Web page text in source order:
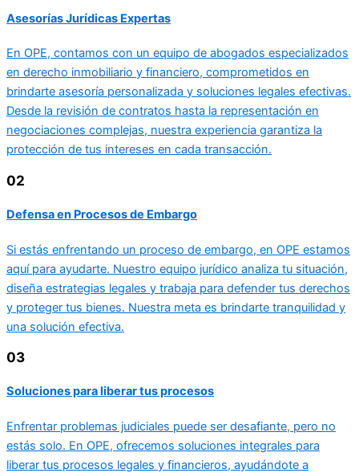
Asesorías Jurídicas Expertas
En OPE, contamos con un equipo de abogados especializados
en derecho inmobiliario y financiero, comprometidos en
brindarte asesoría personalizada y soluciones legales efectivas.
Desde la revisión de contratos hasta la representación en
negociaciones complejas, nuestra experiencia garantiza la
protección de tus intereses en cada transacción.
02
Defensa en Procesos de Embargo
Si estás enfrentando un proceso de embargo, en OPE estamos
aquí para ayudarte. Nuestro equipo jurídico analiza tu situación,
diseña estrategias legales y trabaja para defender tus derechos
y proteger tus bienes. Nuestra meta es brindarte tranquilidad y
una solución efectiva.
03
Soluciones para liberar tus procesos
Enfrentar problemas judiciales puede ser desafiante, pero no
estás solo. En OPE, ofrecemos soluciones integrales para
liberar tus procesos legales y financieros, ayudándote a